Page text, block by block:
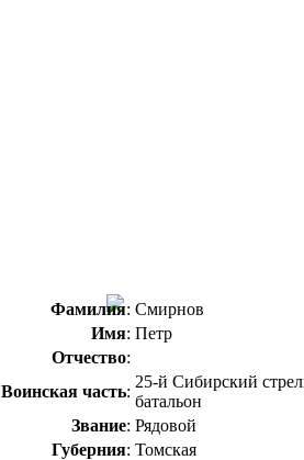
Фамилия: Смирнов
Имя: Петр
Отчество:
Воинская часть:
25-й Сибирский
батальон
Звание: Рядовой
Губерния: Томская